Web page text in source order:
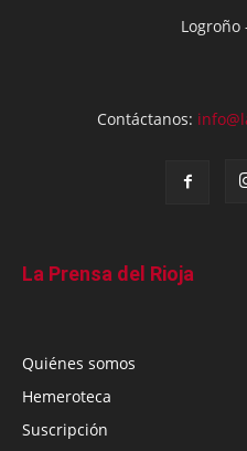
Logroño
Contáctanos:
La Prensa del Rioja
Quiénes somos
Hemeroteca
Suscripción